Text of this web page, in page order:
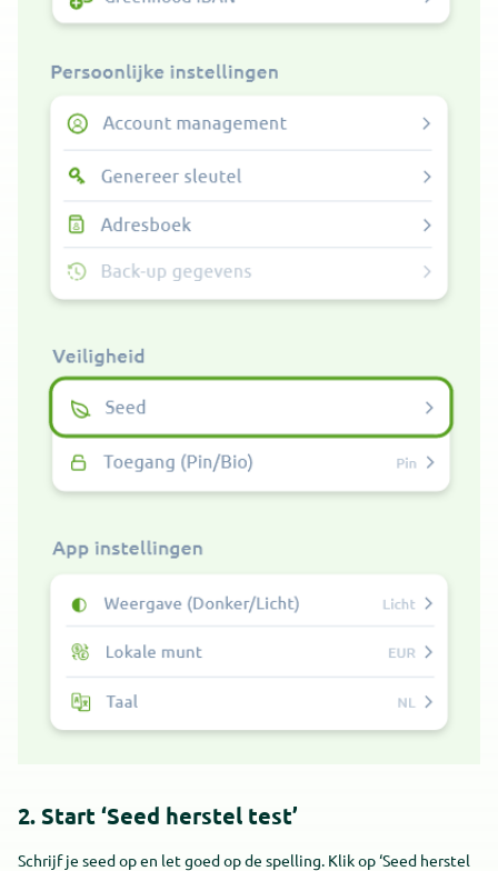
2. Start ‘Seed herstel test’
Schrijf je seed op en let goed op de spelling. Klik op ‘Seed herstel